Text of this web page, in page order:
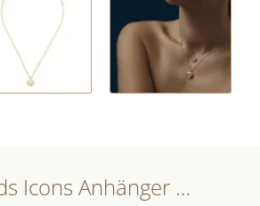
Produktdetails Happy Diamonds Icons Anhänger mit Halskette